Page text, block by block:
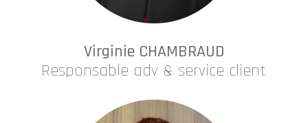
Virginie CHAMBRAUD
Responsable adv & service client